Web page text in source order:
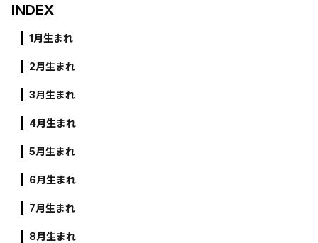
INDEX
1月生まれ
2月生まれ
3月生まれ
4月生まれ
5月生まれ
6月生まれ
7月生まれ
8月生まれ